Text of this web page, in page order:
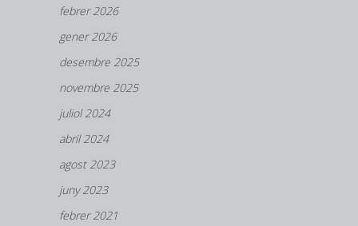
febrer 2026
gener 2026
desembre 2025
novembre 2025
juliol 2024
abril 2024
agost 2023
juny 2023
febrer 2021